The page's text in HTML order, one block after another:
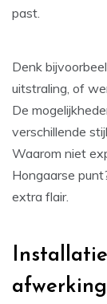
past.
Denk
uitstraling, of
De
verschillende
Waarom niet
Hongaarse
extra flair.
afwerking